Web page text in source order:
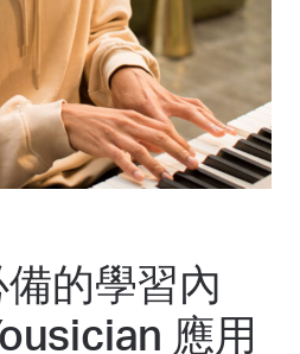
的學習內
應用